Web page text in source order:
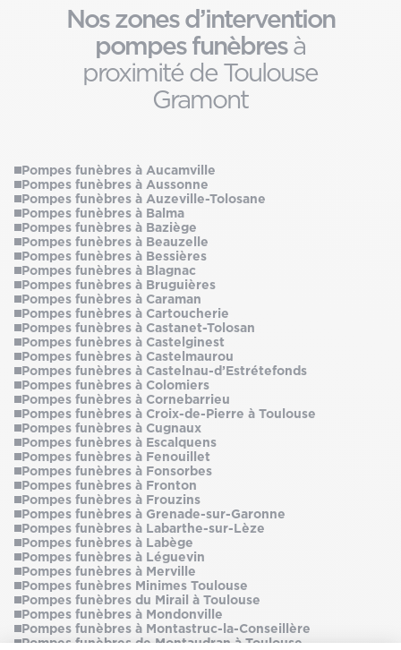
Nos zones d’intervention
pompes funèbresà
proximité de Toulouse
Gramont
Pompes funèbres à Aucamville
Pompes funèbres à Aussonne
Pompes funèbres à Auzeville-Tolosane
Pompes funèbres à Balma
Pompes funèbres à Baziège
Pompes funèbres à Beauzelle
Pompes funèbres à Bessières
Pompes funèbres à Blagnac
Pompes funèbres à Bruguières
Pompes funèbres à Caraman
Pompes funèbres à Cartoucherie
Pompes funèbres à Castanet-Tolosan
Pompes funèbres à Castelginest
Pompes funèbres à Castelmaurou
Pompes funèbres à Castelnau-d’Estrétefonds
Pompes funèbres à Colomiers
Pompes funèbres à Cornebarrieu
Pompes funèbres à Croix-de-Pierre à Toulouse
Pompes funèbres à Cugnaux
Pompes funèbres à Escalquens
Pompes funèbres à Fenouillet
Pompes funèbres à Fonsorbes
Pompes funèbres à Fronton
Pompes funèbres à Frouzins
Pompes funèbres à Grenade-sur-Garonne
Pompes funèbres à Labarthe-sur-Lèze
Pompes funèbres à Labège
Pompes funèbres à Léguevin
Pompes funèbres à Merville
Pompes funèbres Minimes Toulouse
Pompes funèbres du Mirail à Toulouse
Pompes funèbres à Mondonville
Pompes funèbres à Montastruc-la-Conseillère
Pompes funèbres de Montaudran à Toulouse